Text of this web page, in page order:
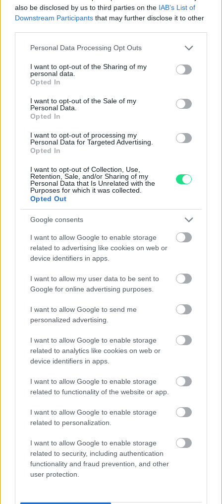
also be disclosed by us to third parties on the IAB’s List of
Downstream Participants that may further disclose it to other
Please note that this website/app uses one or more Google
not limited to your visit or usage behaviour. You may click to
grant or deny consent to Google and its third-party tags to
use your data for below specified purposes in below Google
consent section.
Personal Data Processing Opt Outs
I want to opt-out of the Sharing of my
personal data.
Opted In
I want to opt-out of the Sale of my
Personal Data.
Opted In
I want to opt-out of processing my
Personal Data for Targeted Advertising.
Opted In
I want to opt-out of Collection, Use,
Retention, Sale, and/or Sharing of my
Personal Data that Is Unrelated with the
Purposes for which it was collected.
Opted Out
Google consents
I want to allow Google to enable storage
related to advertising like cookies on web or
device identifiers in apps.
I want to allow my user data to be sent to
Google for online advertising purposes.
I want to allow Google to send me
personalized advertising.
I want to allow Google to enable storage
related to analytics like cookies on web or
device identifiers in apps.
I want to allow Google to enable storage
related to functionality of the website or app.
I want to allow Google to enable storage
related to personalization.
I want to allow Google to enable storage
related to security, including authentication
functionality and fraud prevention, and other
user protection.
Reso facile e gratuitoentro 28 giorni.
Spedizione gratuitaper ordini superiori a 150 euro.
Per maggiori dettagli consultate la nostra
Contattaci per richiedere maggiori
informazioni o prenotare una
videochiamata:
Cognome e Nome *
Numero di telefono
Consenso al